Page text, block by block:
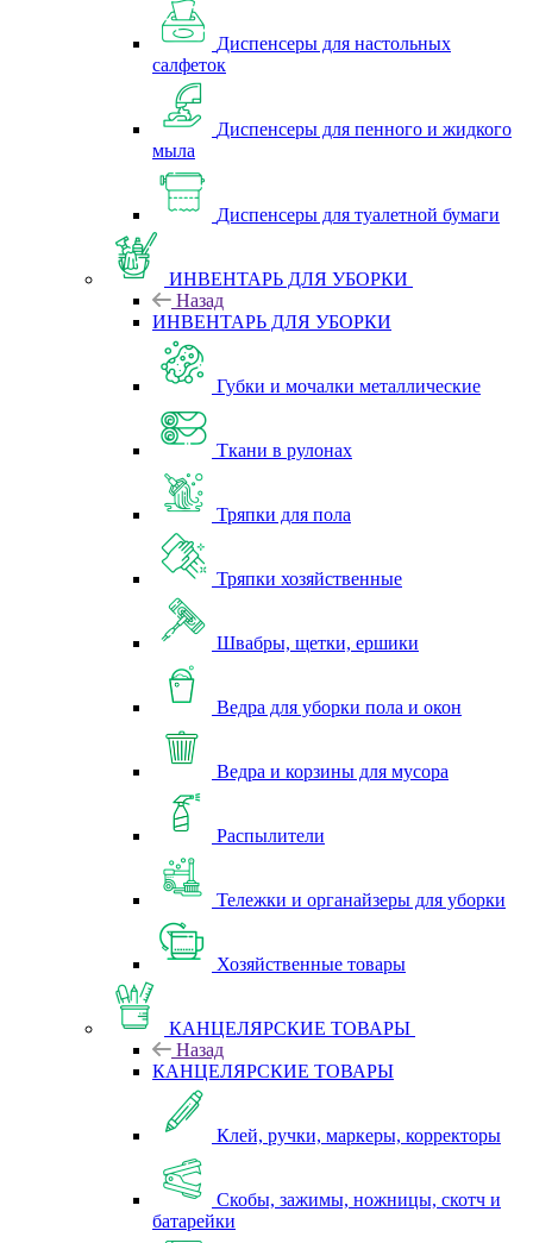
Диспенсеры для настольных
салфеток
Диспенсеры для пенного и жидкого
мыла
Диспенсеры для туалетной бумаги
ИНВЕНТАРЬ ДЛЯ УБОРКИ
Назад
ИНВЕНТАРЬ ДЛЯ УБОРКИ
Губки и мочалки металлические
Ткани в рулонах
Тряпки для пола
Тряпки хозяйственные
Швабры, щетки, ершики
Ведра для уборки пола и окон
Ведра и корзины для мусора
Распылители
Тележки и органайзеры для уборки
Хозяйственные товары
КАНЦЕЛЯРСКИЕ ТОВАРЫ
Назад
КАНЦЕЛЯРСКИЕ ТОВАРЫ
Клей, ручки, маркеры, корректоры
Скобы, зажимы, ножницы, скотч и
батарейки